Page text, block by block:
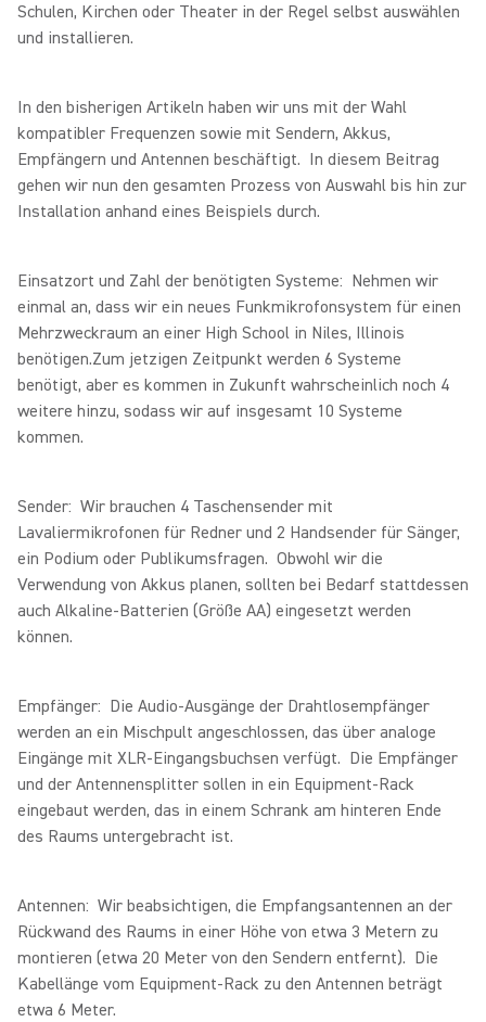
Schulen, Kirchen oder Theater in der Regel selbst auswählen
und installieren.
In den bisherigen Artikeln haben wir uns mit der Wahl
kompatibler Frequenzen sowie mit Sendern, Akkus,
Empfängern und Antennen beschäftigt. In diesem Beitrag
gehen wir nun den gesamten Prozess von Auswahl bis hin zur
Installation anhand eines Beispiels durch.
Einsatzort und Zahl der benötigten Systeme: Nehmen wir
einmal an, dass wir ein neues Funkmikrofonsystem für einen
Mehrzweckraum an einer High School in Niles, Illinois
benötigen.Zum jetzigen Zeitpunkt werden 6 Systeme
benötigt, aber es kommen in Zukunft wahrscheinlich noch 4
weitere hinzu, sodass wir auf insgesamt 10 Systeme
kommen.
Sender: Wir brauchen 4 Taschensender mit
Lavaliermikrofonen für Redner und 2 Handsender für Sänger,
ein Podium oder Publikumsfragen. Obwohl wir die
Verwendung von Akkus planen, sollten bei Bedarf stattdessen
auch Alkaline-Batterien (Größe AA) eingesetzt werden
können.
Empfänger: Die Audio-Ausgänge der Drahtlosempfänger
werden an ein Mischpult angeschlossen, das über analoge
Eingänge mit XLR-Eingangsbuchsen verfügt. Die Empfänger
und der Antennensplitter sollen in ein Equipment-Rack
eingebaut werden, das in einem Schrank am hinteren Ende
des Raums untergebracht ist.
Antennen: Wir beabsichtigen, die Empfangsantennen an der
Rückwand des Raums in einer Höhe von etwa 3 Metern zu
montieren (etwa 20 Meter von den Sendern entfernt). Die
Kabellänge vom Equipment-Rack zu den Antennen beträgt
etwa 6 Meter.